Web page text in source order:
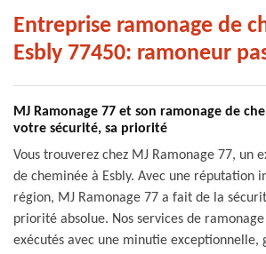
Entreprise ramonage de
Esbly 77450: ramoneur
MJ Ramonage 77 et son ramonage de
votre sécurité, sa priorité
Vous trouverez chez MJ Ramonage 77, un
de cheminée à Esbly. Avec une réputation
région, MJ Ramonage 77 a fait de la
priorité absolue. Nos services de
exécutés avec une minutie exceptionnelle,